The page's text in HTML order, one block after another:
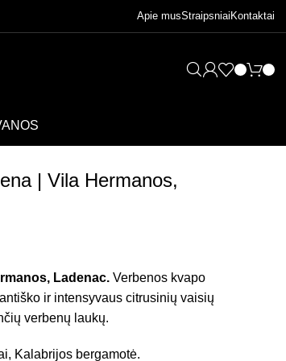
Apie musStraipsniai Kontaktai
| Vila Hermanos,
Ladenac. Verbenos kvapo
ir intensyvaus citrusinių vaisių
verbenų laukų.
Kalabrijos bergamotė.